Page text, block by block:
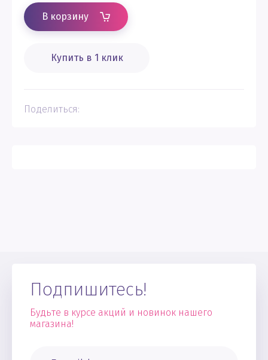
В корзину
Купить в 1 клик
Поделиться:
Подпишитесь!
Будьте в курсе акций и новинок нашего
магазина!